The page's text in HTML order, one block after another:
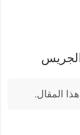
الجريس
المقال.